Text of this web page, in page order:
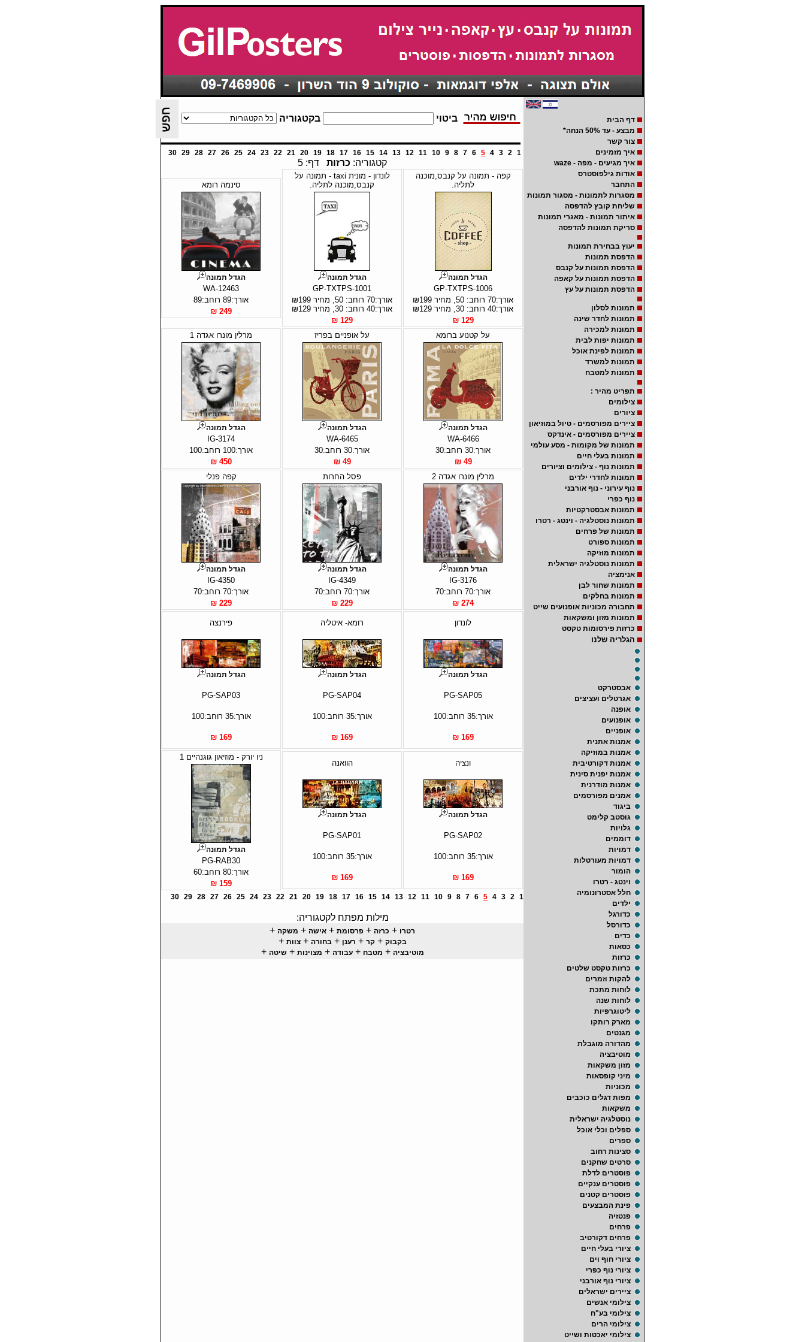
דף הבית
מבצע - עד 50% הנחה*
צור קשר
איך מזמינים
איך מגיעים - מפה - waze
אודות גילפוסטרס
התחבר
מסגרות לתמונות - מסגור תמונות
שליחת קובץ להדפסה
איתור תמונות - מאגרי תמונות
סריקת תמונות להדפסה
יעוץ בבחירת תמונות
הדפסת תמונות
הדפסת תמונות על קנבס
הדפסת תמונות על קאפה
הדפסת תמונות על עץ
תמונות לסלון
תמונות לחדר שינה
תמונות למכירה
תמונות יפות לבית
תמונות לפינת אוכל
תמונות למשרד
תמונות למטבח
תפריט מהיר :
צילומים
ציורים
ציירים מפורסמים - טיול במוזיאון
ציירים מפורסמים - אינדקס
תמונות של מקומות - מסע עולמי
תמונות בעלי חיים
תמונות נוף - צילומים וציורים
תמונות לחדרי ילדים
נוף עירוני - נוף אורבני
נוף כפרי
תמונות אבסטרקטיות
תמונות נוסטלגיה - וינטג - רטרו
תמונות של פרחים
תמונות ספורט
תמונות מוזיקה
תמונות נוסטלגיה ישראלית
אנימציה
תמונות שחור לבן
תמונות בחלקים
תחבורה מכוניות אופנועים שייט
תמונות מזון ומשקאות
כרזות פירסומות טקסט
הגלריה שלנו
אבסטרקט
אגרטלים ועציצים
אופנה
אופנועים
אופניים
אמנות אתנית
אמנות במוזיקה
אמנות דקורטיבית
אמנות יפנית סינית
אמנות מודרנית
אמנים מפורסמים
ביגוד
גוסטב קלימט
גלויות
דוממים
דמויות
דמויות מעורטלות
הומור
וינטג - רטרו
חלל אסטרונומיה
ילדים
כדורגל
כדורסל
כדים
כסאות
כרזות
כרזות טקסט שלטים
להקות וזמרים
לוחות מתכת
לוחות שנה
ליטוגרפיות
מארק רותקו
מגנטים
מהדורה מוגבלת
מוטיבציה
מזון משקאות
מיני קופסאות
מכוניות
מפות דגלים כוכבים
משקאות
נוסטלגיה ישראלית
ספלים וכלי אוכל
ספרים
סצינות רחוב
סרטים שחקנים
פוסטרים לדלת
פוסטרים ענקיים
פוסטרים קטנים
פינת המבצעים
פנטזיה
פרחים
פרחים דקורטיב
ציורי בעלי חיים
ציורי חוף וים
ציורי נוף כפרי
ציורי נוף אורבני
ציירים ישראלים
צילומי אנשים
צילומי בע"ח
צילומי הרים
צילומי יאכטות ושייט
ביטוי בקטגוריה
1
2
3
4
5
6
7
8
9
10
11
12
13
14
15
16
17
18
19
20
21
22
23
24
25
26
27
28
29
30
קטגוריה: כרזות דף: 5
קפה - תמונה על קנבס,מוכנה
לתליה.
הגדל תמונה
GP-TXTPS-1006
אורך:70 רוחב: 50, מחיר ₪199
אורך:40 רוחב: 30, מחיר ₪129
129 ₪
לונדון - מונית taxi - תמונה על
קנבס,מוכנה לתליה.
הגדל תמונה
GP-TXTPS-1001
אורך:70 רוחב: 50, מחיר ₪199
אורך:40 רוחב: 30, מחיר ₪129
129 ₪
סינמה רומא
הגדל תמונה
WA-12463
אורך:89 רוחב:89
249 ₪
על קטנוע ברומא
הגדל תמונה
WA-6466
אורך:30 רוחב:30
49 ₪
על אופניים בפריז
הגדל תמונה
WA-6465
אורך:30 רוחב:30
49 ₪
מרלין מונרו אגדה 1
הגדל תמונה
IG-3174
אורך:100 רוחב:100
450 ₪
מרלין מונרו אגדה 2
הגדל תמונה
IG-3176
אורך:70 רוחב:70
274 ₪
פסל החרות
הגדל תמונה
IG-4349
אורך:70 רוחב:70
229 ₪
קפה פנלי
הגדל תמונה
IG-4350
אורך:70 רוחב:70
229 ₪
לונדון
הגדל תמונה
PG-SAP05
אורך:35 רוחב:100
169 ₪
רומא- איטליה
הגדל תמונה
PG-SAP04
אורך:35 רוחב:100
169 ₪
פירנצה
הגדל תמונה
PG-SAP03
אורך:35 רוחב:100
169 ₪
ונציה
הגדל תמונה
PG-SAP02
אורך:35 רוחב:100
169 ₪
הוואנה
הגדל תמונה
PG-SAP01
אורך:35 רוחב:100
169 ₪
ניו יורק - מוזיאון גוגנהיים 1
הגדל תמונה
PG-RAB30
אורך:80 רוחב:60
159 ₪
1
2
3
4
5
6
7
8
9
10
11
12
13
14
15
16
17
18
19
20
21
22
23
24
25
26
27
28
29
30
מילות מפתח לקטגוריה:
רטרו + כרזה + פרסומת + אישה + משקה +
בקבוק +קר + רענן +בחורה +צוות +
מוטיבציה + מטבח +עבודה + מצוינות +שיטה +